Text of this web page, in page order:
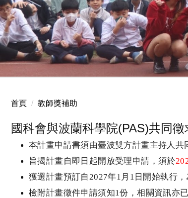
2025.12.24 國小聖誕服務
首頁 教師獎補助
國科會與波蘭科學院(PAS)共同
本計畫申請書須由臺波雙方計畫主持人共
旨揭計畫自即日起開放受理申請，須於
獲選計畫預訂自2027年1 月 1 日開始執行
檢附計畫徵件申請須知1份，相關資訊亦